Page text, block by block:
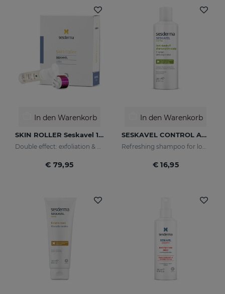
In den Warenkorb
SKIN ROLLER Seskavel 10ml
Double effect: exfoliation & effectiveness
€ 79,95
In den Warenkorb
SESKAVEL CONTROL Anti-Schuppen-Shampoo - Für Trockenes Haar
Refreshing shampoo for loose, dandruff-free hair
€ 16,95